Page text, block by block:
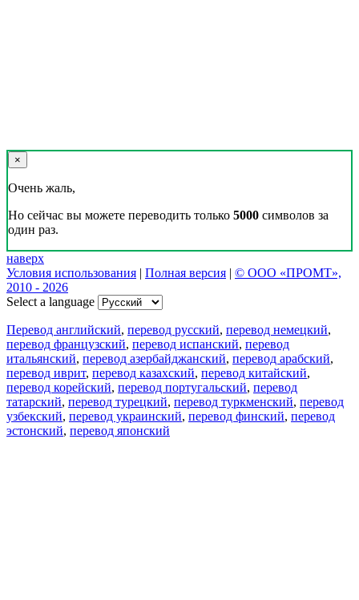
×
Очень жаль,
Но сейчас вы можете переводить только 5000 символов за
один раз.
наверх
Условия использования | Полная версия | © ООО «ПРОМТ»,
2010 - 2026
Select a language
Перевод английский, перевод русский, перевод немецкий,
перевод французский, перевод испанский, перевод
итальянский, перевод азербайджанский, перевод арабский,
перевод иврит, перевод казахский, перевод китайский,
перевод корейский, перевод португальский, перевод
татарский, перевод турецкий, перевод туркменский, перевод
узбекский, перевод украинский, перевод финский, перевод
эстонский, перевод японский